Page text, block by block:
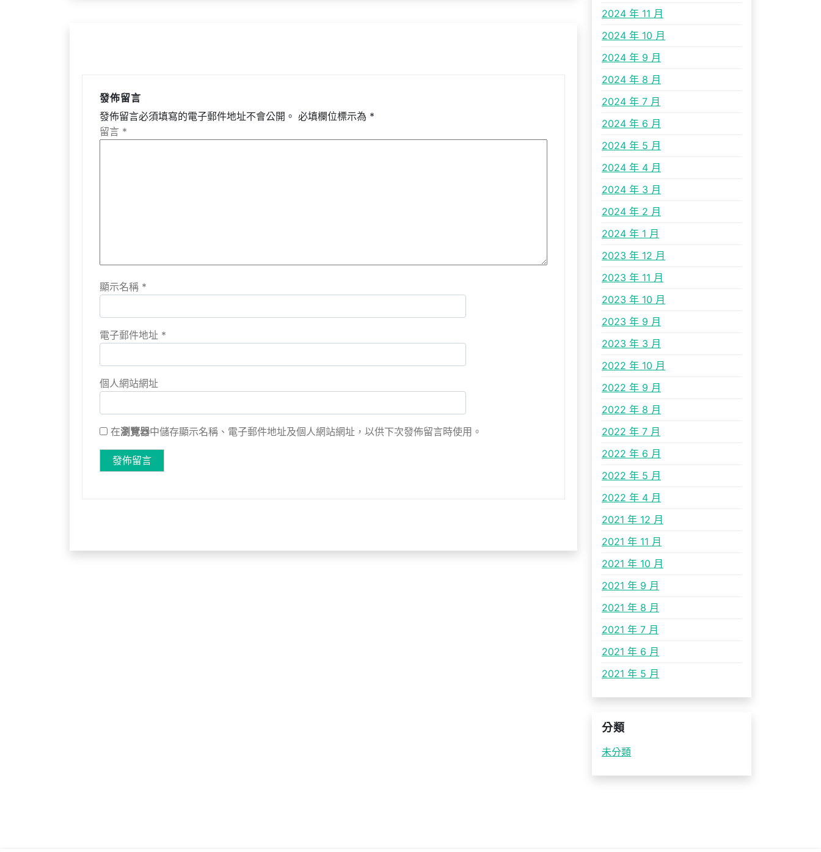
發佈留言
發佈留言必須填寫的電子郵件地址不會公開。 必填欄位標示為 *
留言 *
顯示名稱 *
電子郵件地址 *
個人網站網址
在瀏覽器中儲存顯示名稱、電子郵件地址及個人網站網址，以供下次發佈留言時使用。
2024 年 11 月
2024 年 10 月
2024 年 9 月
2024 年 8 月
2024 年 7 月
2024 年 6 月
2024 年 5 月
2024 年 4 月
2024 年 3 月
2024 年 2 月
2024 年 1 月
2023 年 12 月
2023 年 11 月
2023 年 10 月
2023 年 9 月
2023 年 3 月
2022 年 10 月
2022 年 9 月
2022 年 8 月
2022 年 7 月
2022 年 6 月
2022 年 5 月
2022 年 4 月
2021 年 12 月
2021 年 11 月
2021 年 10 月
2021 年 9 月
2021 年 8 月
2021 年 7 月
2021 年 6 月
2021 年 5 月
分類
未分類